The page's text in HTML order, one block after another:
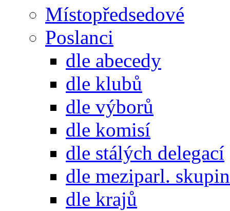
Místopředsedové
Poslanci
dle abecedy
dle klubů
dle výborů
dle komisí
dle stálých delegací
dle meziparl. skupin
dle krajů